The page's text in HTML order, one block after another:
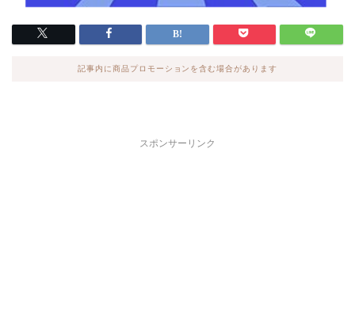
記事内に商品プロモーションを含む場合があります
スポンサーリンク